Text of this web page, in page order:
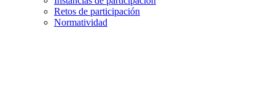
Retos de participación
Normatividad